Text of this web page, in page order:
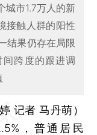
城市1.7万人的新
接触人群的阳性
结果仍存在局限
跨度的跟进调
记者 马丹萌）
，普通居民